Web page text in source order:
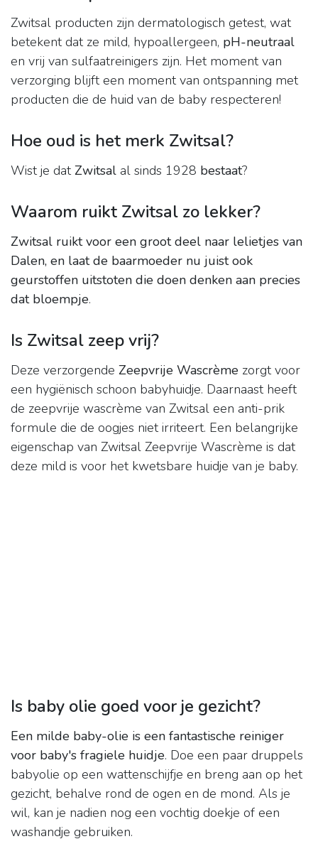
Zwitsal producten zijn dermatologisch getest, wat
betekent dat ze mild, hypoallergeen, pH-neutraal
en vrij van sulfaatreinigers zijn. Het moment van
verzorging blijft een moment van ontspanning met
producten die de huid van de baby respecteren!
Hoe oud is het merk Zwitsal?
Wist je datZwitsal al sinds 1928 bestaat?
Waarom ruikt Zwitsal zo lekker?
Zwitsal ruikt voor een groot deel naar lelietjes van
Dalen, en laat de baarmoeder nu juist ook
geurstoffen uitstoten die doen denken aan precies
dat bloempje.
Is Zwitsal zeep vrij?
Deze verzorgende Zeepvrije Wascrème zorgt voor
een hygiënisch schoon babyhuidje. Daarnaast heeft
de zeepvrije wascrème van Zwitsal een anti-prik
formule die de oogjes niet irriteert. Een belangrijke
eigenschap van Zwitsal Zeepvrije Wascrème is dat
deze mild is voor het kwetsbare huidje van je baby.
Is baby olie goed voor je gezicht?
Een milde baby-olie is een fantastische reiniger
voor baby's fragiele huidje. Doe een paar druppels
babyolie op een wattenschijfje en breng aan op het
gezicht, behalve rond de ogen en de mond. Als je
wil, kan je nadien nog een vochtig doekje of een
washandje gebruiken.